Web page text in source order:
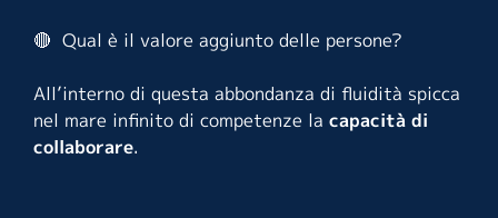
🔴 Qual è il valore aggiunto delle persone?
All’interno di questa abbondanza di fluidità spicca
nel mare infinito di competenze la capacità di
collaborare.